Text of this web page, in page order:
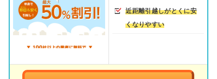
近距離引越しがとくに安
くなりやすい